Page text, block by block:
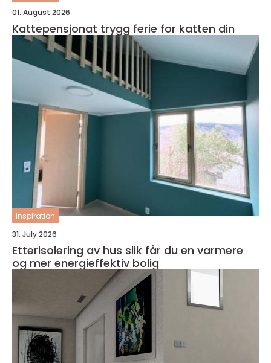
01. August 2026
Kattepensjonat trygg ferie for katten din
inspiration
31. July 2026
Etterisolering av hus slik får du en varmere
og mer energieffektiv bolig